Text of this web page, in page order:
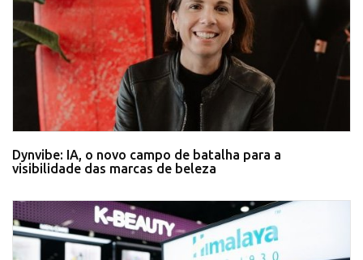
Dynvibe: IA, o novo campo de batalha para a
visibilidade das marcas de beleza